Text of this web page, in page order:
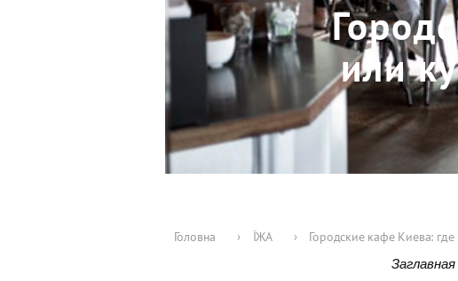
или
Головна › ЇЖА › Городские кафе Киева: